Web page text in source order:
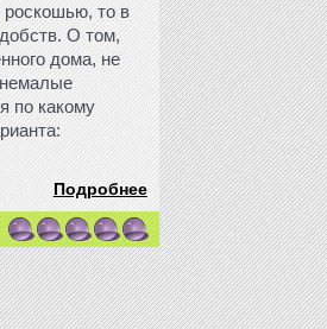
роскошью, то в
О том,
дома, не
по какому
Подробнее